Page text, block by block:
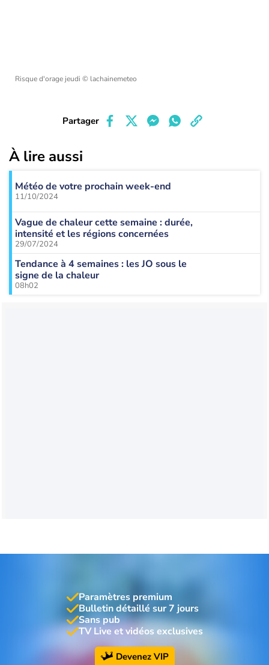
Risque d'orage jeudi © lachainemeteo
Partager
À lire aussi
Météo de votre prochain week-end
11/10/2024
Vague de chaleur cette semaine : durée,
intensité et les régions concernées
29/07/2024
Tendance à 4 semaines : les JO sous le
signe de la chaleur
08h02
Paramètres premium
Bulletin détaillé sur 7 jours
Sans pub
TV Live et vidéos exclusives
Devenez VIP